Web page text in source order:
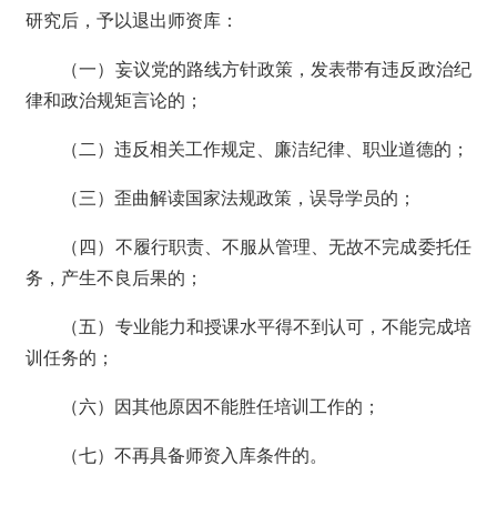
研究后，予以退出师资库：
（一）妄议党的路线方针政策，发表带有违反政治纪
律和政治规矩言论的；
（二）违反相关工作规定、廉洁纪律、职业道德的；
（三）歪曲解读国家法规政策 ，误导学员的；
（四）不履行职责、不服从管理、无故不完成委托任
务，产生不良后果的；
（五）专业能力和授课水平得不到认可，不能完成培
训任务的；
（六）因其他原因不能胜任培训工作的；
（七）不再具备师资入库条件的。